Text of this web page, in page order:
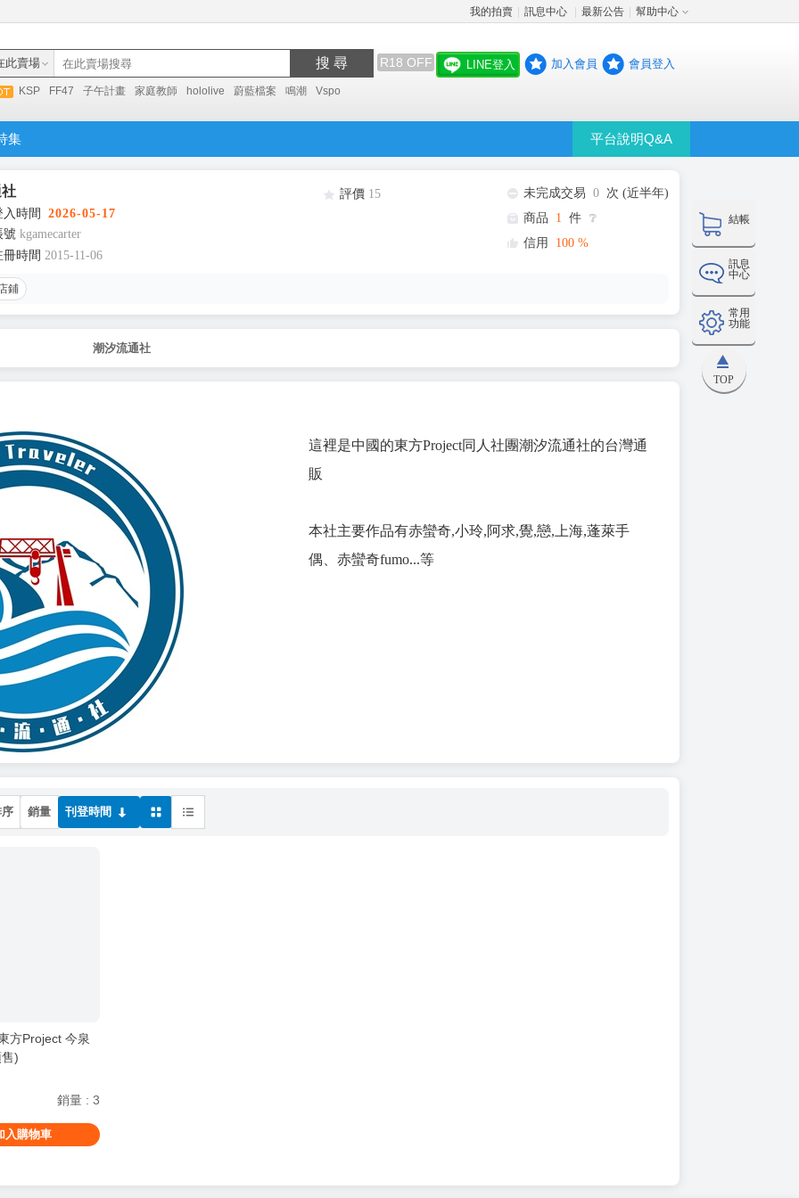
我的拍賣 訊息中心 最新公告 幫助中心
此賣場 搜 尋 R18 OFF
KSP FF47 子午計畫 家庭教師 hololive 蔚藍檔案 鳴潮 Vspo
LINE登入 加入會員 會員登入
集 平台說明Q&A
結帳
訊息
中心
常用
功能
TOP
時間
2026-05-17
號 kgamecarter
時間 2015-11-06
評價 15 未完成交易 0 次 (近半年)
商品
1 件 ❔
信用
100 %
鋪
潮汐流通社
這裡是中國的東方Project同人社團潮汐流通社的台灣通
販
本社主要作品有赤蠻奇,小玲,阿求,覺,戀,上海,蓬萊手
偶、赤蠻奇fumo...等
銷量 刊登時間
方Project 今泉
)
銷量 : 3
入購物車